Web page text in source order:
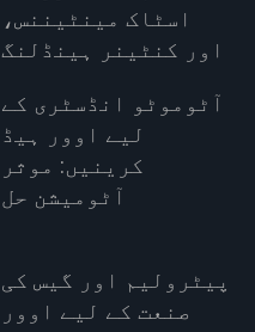
اسٹاک مینٹیننس،
اور کنٹینر ہینڈلنگ
آٹوموٹو انڈسٹری کے
لیے اوور ہیڈ
کرینیں: موثر
آٹومیشن حل
پیٹرولیم اور گیس کی
صنعت کے لیے اوور